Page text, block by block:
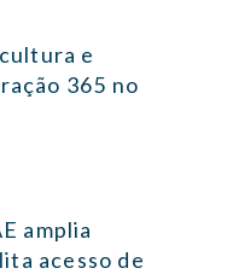
e
365 no
amplia
acesso de